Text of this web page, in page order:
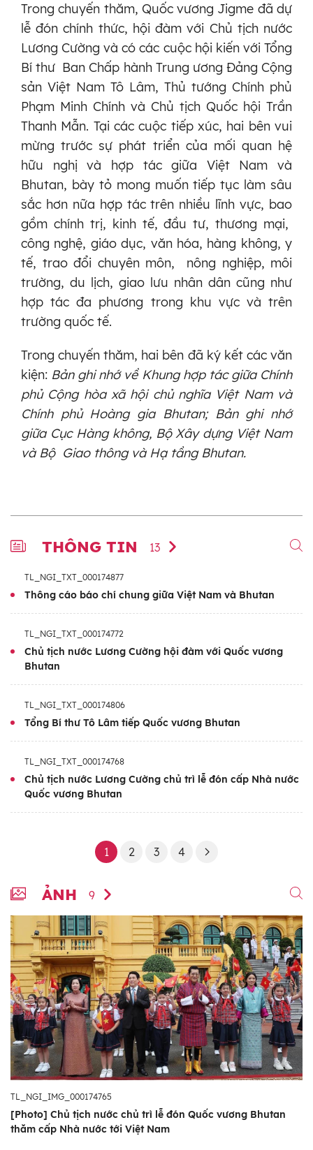
Trong chuyến thăm, Quốc vương Jigme đã dự
lễ đón chính thức, hội đàm với Chủ tịch nước
Lương Cường và có các cuộc hội kiến với Tổng
Bí thư Ban Chấp hành Trung ương Đảng Cộng
sản Việt Nam Tô Lâm, Thủ tướng Chính phủ
Phạm Minh Chính và Chủ tịch Quốc hội Trần
Thanh Mẫn. Tại các cuộc tiếp xúc, hai bên vui
mừng trước sự phát triển của mối quan hệ
hữu nghị và hợp tác giữa Việt Nam và
Bhutan, bày tỏ mong muốn tiếp tục làm sâu
sắc hơn nữa hợp tác trên nhiều lĩnh vực, bao
gồm chính trị, kinh tế, đầu tư, thương mại,
công nghệ, giáo dục, văn hóa, hàng không, y
tế, trao đổi chuyên môn, nông nghiệp, môi
trường, du lịch, giao lưu nhân dân cũng như
hợp tác đa phương trong khu vực và trên
trường quốc tế.
Trong chuyến thăm, hai bên đã ký kết các văn
kiện: Bản ghi nhớ về Khung hợp tác giữa Chính
phủ Cộng hòa xã hội chủ nghĩa Việt Nam và
Chính phủ Hoàng gia Bhutan; Bản ghi nhớ
giữa Cục Hàng không, Bộ Xây dựng Việt Nam
và Bộ Giao thông và Hạ tầng Bhutan.
THÔNG TIN 13
TL_NGI_TXT_000174877
Thông cáo báo chí chung giữa Việt Nam và Bhutan
TL_NGI_TXT_000174772
Chủ tịch nước Lương Cường hội đàm với Quốc vương
Bhutan
TL_NGI_TXT_000174806
Tổng Bí thư Tô Lâm tiếp Quốc vương Bhutan
TL_NGI_TXT_000174768
Chủ tịch nước Lương Cường chủ trì lễ đón cấp Nhà nước
Quốc vương Bhutan
1 2 3 4
ẢNH 9
TL_NGI_IMG_000174765
[Photo] Chủ tịch nước chủ trì lễ đón Quốc vương Bhutan
thăm cấp Nhà nước tới Việt Nam